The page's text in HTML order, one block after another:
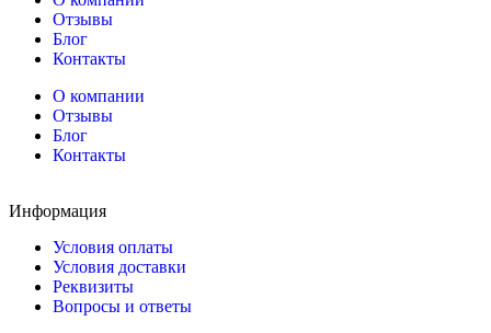
Отзывы
Блог
Контакты
О компании
Отзывы
Блог
Контакты
Информация
Условия оплаты
Условия доставки
Реквизиты
Вопросы и ответы